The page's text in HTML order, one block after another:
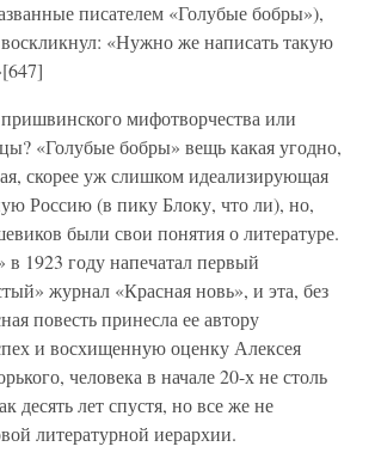
писателем «Голубые бобры»),
«Нужно же написать такую
мифотворчества или
«Голубые бобры» вещь какая угодно,
скорее уж слишком идеализирующая
Россию (в пику Блоку, что ли), но,
были свои понятия о литературе.
1923 году напечатал первый
журнал «Красная новь», и эта, без
повесть принесла ее автору
и восхищенную оценку Алексея
человека в начале 20-х не столь
десять лет спустя, но все же не
литературной иерархии.